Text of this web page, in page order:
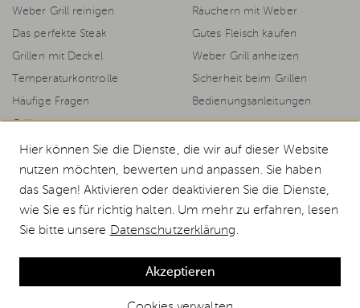
Weber Grill reinigen
Räuchern mit Weber
Das perfekte Steak
Gutes Fleisch kaufen
Grillen mit Deckel
Weber Grill anheizen
Temperaturkontrolle
Sicherheit beim Grillen
Häufige Fragen
Bedienungsanleitungen
Grillrezepte
© 2026 Weststyle GmbH · Europas grosser Weber Spezialist
Alle Preise inkl. MwSt., inkl. Verpackungskosten und zzgl.
Durchgestrichene Preise entsprechen dem bisherigen Preis bei Weststyle.
blomus Tischleuchte LED Ani Lamp portable günstig kaufen
Hier können Sie die Dienste, die wir auf dieser Website
nutzen möchten, bewerten und anpassen. Sie haben
das Sagen! Aktivieren oder deaktivieren Sie die Dienste,
wie Sie es für richtig halten. Um mehr zu erfahren, lesen
Sie bitte unsere Datenschutzerklärung.
Akzeptieren